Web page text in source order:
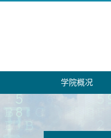
学院概况